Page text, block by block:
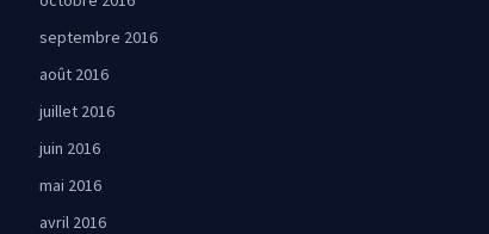
septembre 2016
août 2016
juillet 2016
juin 2016
mai 2016
avril 2016